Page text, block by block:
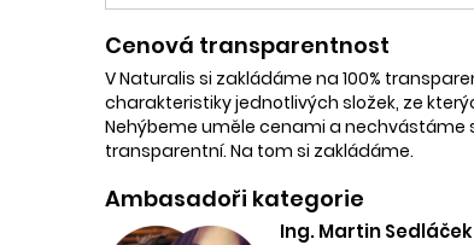
Cenová transparentnost
V Naturalis si zakládáme na 100%
charakteristiky jednotlivých složek, ze
Nehýbeme uměle cenami a nechvástáme
transparentní. Na tom si zakládáme.
Ambasadoři kategorie
Ing. Martin